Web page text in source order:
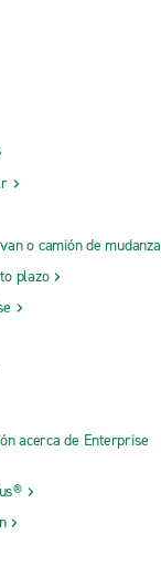
o camión de mudanza
plazo
acerca de Enterprise